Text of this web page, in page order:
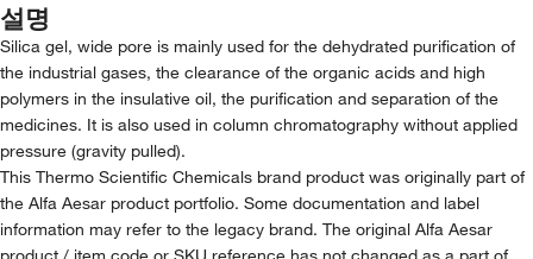
설명
Silica gel, wide pore is mainly used for the dehydrated purification of
the industrial gases, the clearance of the organic acids and high
polymers in the insulative oil, the purification and separation of the
medicines. It is also used in column chromatography without applied
pressure (gravity pulled).
This Thermo Scientific Chemicals brand product was originally part of
the Alfa Aesar product portfolio. Some documentation and label
information may refer to the legacy brand. The original Alfa Aesar
product / item code or SKU reference has not changed as a part of